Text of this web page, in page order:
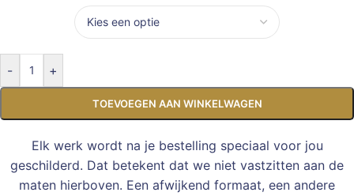
- +
TOEVOEGEN AAN WINKELWAGEN
Elk werk wordt na je bestelling speciaal voor jou
geschilderd. Dat betekent dat we niet vastzitten aan de
maten hierboven. Een afwijkend formaat, een andere